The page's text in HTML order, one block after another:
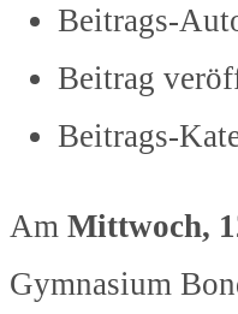
Beitrags-
Beitrag
Beitrags-
Am Mittwoch,
Gymnasium